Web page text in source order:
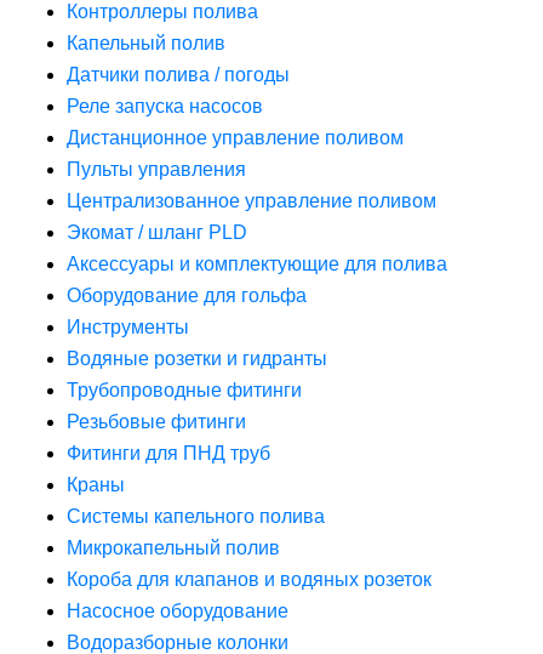
Контроллеры полива
Капельный полив
Датчики полива / погоды
Реле запуска насосов
Дистанционное управление поливом
Пульты управления
Централизованное управление поливом
Экомат / шланг PLD
Аксессуары и комплектующие для полива
Оборудование для гольфа
Инструменты
Водяные розетки и гидранты
Трубопроводные фитинги
Резьбовые фитинги
Фитинги для ПНД труб
Краны
Системы капельного полива
Микрокапельный полив
Короба для клапанов и водяных розеток
Насосное оборудование
Водоразборные колонки